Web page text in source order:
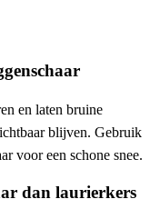
en laten bruine
blijven. Gebruik
voor een schone snee.
dan laurierkers